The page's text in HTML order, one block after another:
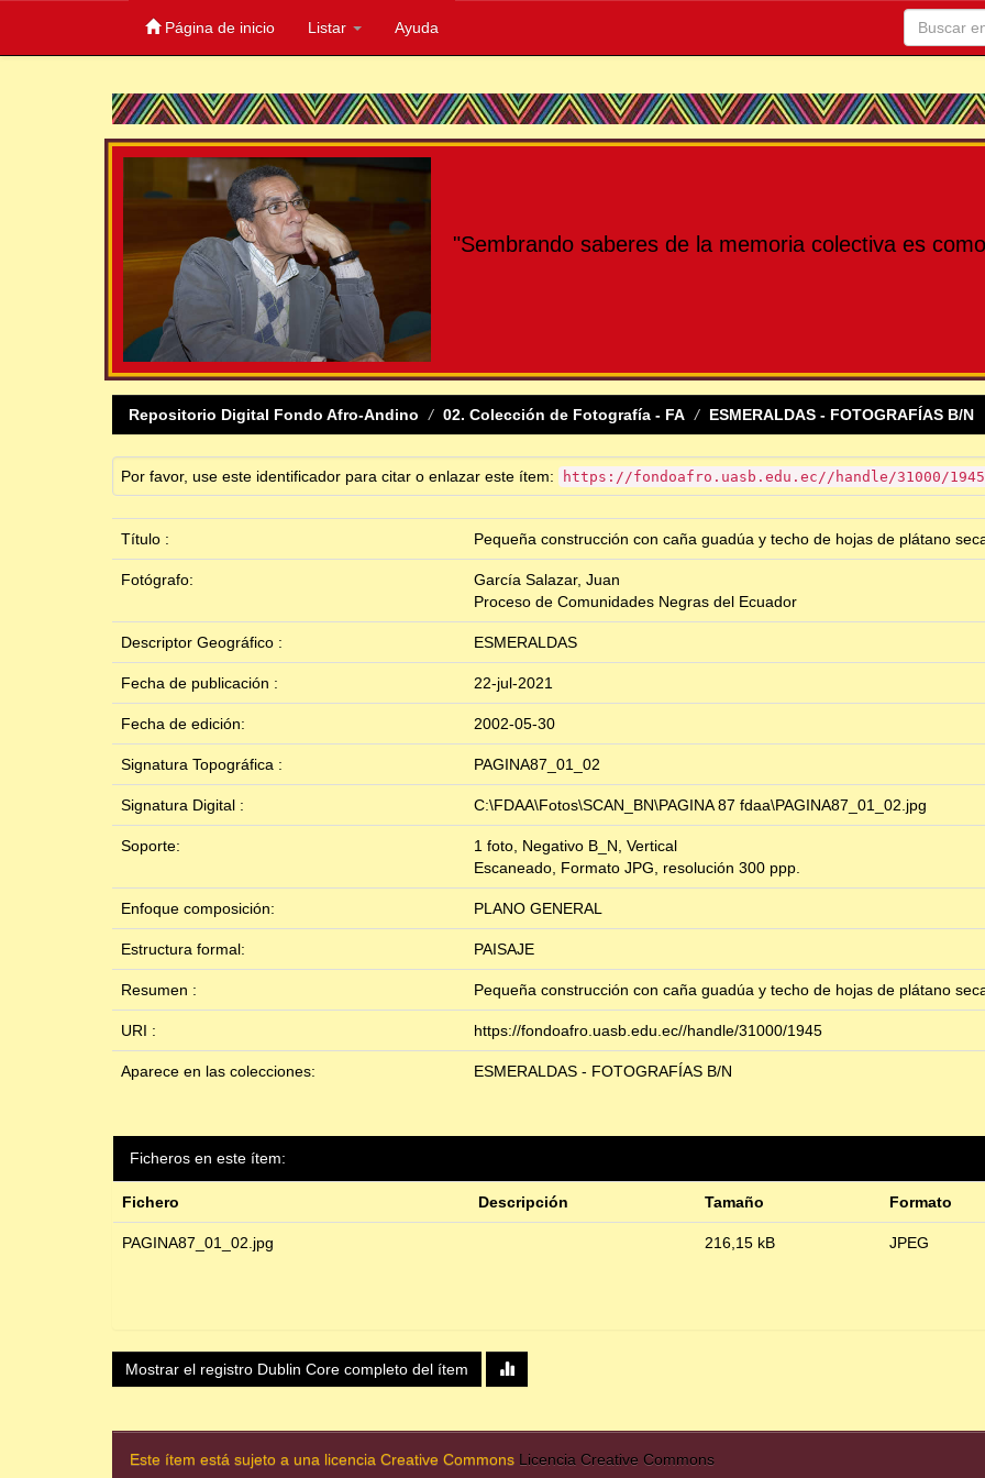
Página de inicio Listar Ayuda
"Sembrando saberes de la memoria colectiva es
Repositorio Digital Fondo Afro-Andino 02. Colección de Fotografía - FA ESMERALDAS - FOTOGRAFÍAS B/N
Por favor, use este identificador para citar o enlazar este ítem: https://fondoafro.uasb.edu.ec//handle/31000/1945
Título : Pequeña construcción con caña guadúa y techo de hojas de plátano
Fotógrafo:
García Salazar, Juan
Proceso de Comunidades Negras del Ecuador
Descriptor Geográfico : ESMERALDAS
Fecha de publicación : 22-jul-2021
Fecha de edición: 2002-05-30
Signatura Topográfica : PAGINA87_01_02
Signatura Digital : C:\FDAA\Fotos\SCAN_BN\PAGINA 87 fdaa\PAGINA87_01_02.jpg
Soporte:
1 foto, Negativo B_N, Vertical
Escaneado, Formato JPG, resolución 300 ppp.
Enfoque composición: PLANO GENERAL
Estructura formal: PAISAJE
Resumen : Pequeña construcción con caña guadúa y techo de hojas de plátano
URI : https://fondoafro.uasb.edu.ec//handle/31000/1945
Aparece en las colecciones: ESMERALDAS - FOTOGRAFÍAS B/N
Ficheros en este ítem:
Fichero Descripción Tamaño Formato
PAGINA87_01_02.jpg 216,15 kB JPEG
Mostrar el registro Dublin Core completo del ítem
Este ítem está sujeto a una licencia Creative Commons Licencia Creative Commons